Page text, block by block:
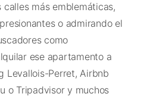
más emblemáticas,
o admirando el
como
ese apartamento a
Levallois-Perret, Airbnb
o Tripadvisor y muchos